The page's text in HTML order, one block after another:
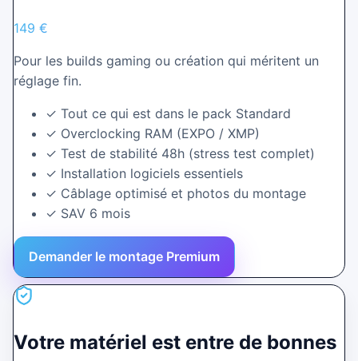
149 €
Pour les builds gaming ou création qui méritent un
réglage fin.
✓ Tout ce qui est dans le pack Standard
✓ Overclocking RAM (EXPO / XMP)
✓ Test de stabilité 48h (stress test complet)
✓ Installation logiciels essentiels
✓ Câblage optimisé et photos du montage
✓ SAV 6 mois
Demander le montage Premium
Votre matériel est entre de bonnes